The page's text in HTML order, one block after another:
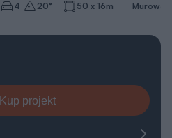
4
20°
50 x 16m
Murowa
Kup projekt